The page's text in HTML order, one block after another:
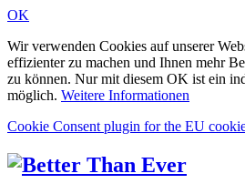
OK
Wir verwenden Cookies auf unserer
effizienter zu machen und Ihnen mehr
zu können. Nur mit diesem OK ist ein
möglich. Weitere Informationen
Cookie Consent plugin for the EU